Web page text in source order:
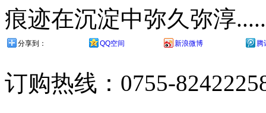
痕迹在沉淀中弥久弥淳
分享到： QQ空间 新浪微博 腾
订购热线： 0755-